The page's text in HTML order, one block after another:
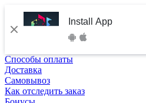
Install App
Способы оплаты
Доставка
Самовывоз
Как отследить заказ